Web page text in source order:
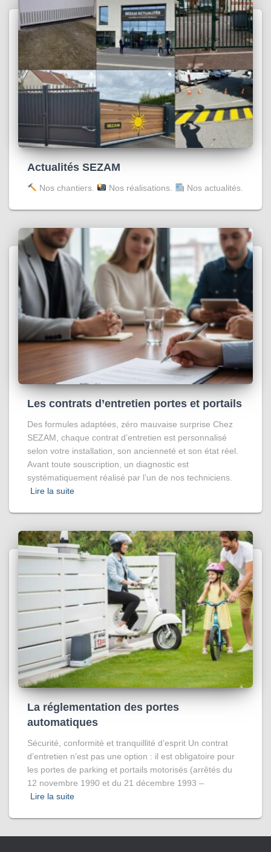
Actualités SEZAM
Nos chantiers. Nos réalisations. Nos actualités.
Les contrats d’entretien portes et portails
Des formules adaptées, zéro mauvaise surprise Chez
SEZAM, chaque contrat d’entretien est personnalisé
selon votre installation, son ancienneté et son état réel.
Avant toute souscription, un diagnostic est
systématiquement réalisé par l’un de nos techniciens.
Lire la suite
La réglementation des portes
automatiques
Sécurité, conformité et tranquillité d’esprit Un contrat
d’entretien n’est pas une option : il est obligatoire pour
les portes de parking et portails motorisés (arrêtés du
12 novembre 1990 et du 21 décembre 1993 –
Lire la suite